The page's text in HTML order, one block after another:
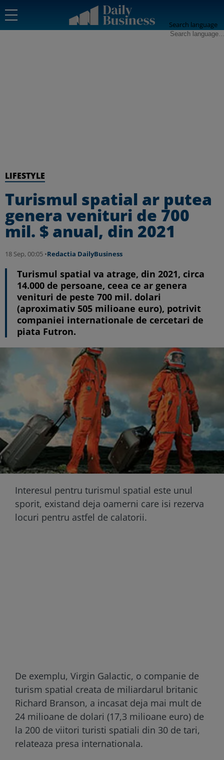
Search language
LIFESTYLE
Turismul spatial ar putea
genera venituri de 700
mil. $ anual, din 2021
18 Sep, 00:05 •Redactia DailyBusiness
Turismul spatial va atrage, din 2021, circa
14.000 de persoane, ceea ce ar genera
venituri de peste 700 mil. dolari
(aproximativ 505 milioane euro), potrivit
companiei internationale de cercetari de
piata Futron.
Interesul pentru turismul spatial este unul
sporit, existand deja oamerni care isi rezerva
locuri pentru astfel de calatorii.
De exemplu, Virgin Galactic, o companie de
turism spatial creata de miliardarul britanic
Richard Branson, a incasat deja mai mult de
24 milioane de dolari (17,3 milioane euro) de
la 200 de viitori turisti spatiali din 30 de tari,
relateaza presa internationala.